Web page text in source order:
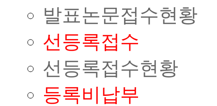
발표논문접수현황
선등록접수
선등록접수현황
등록비납부